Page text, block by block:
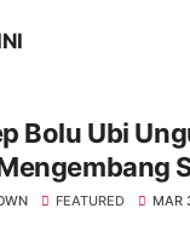
Bolu Ubi
FEATURED MAR